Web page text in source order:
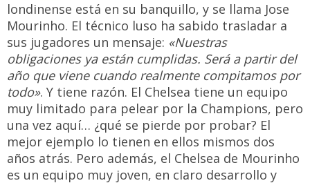
londinense está en su banquillo, y se llama Jose
Mourinho. El técnico luso ha sabido trasladar a
sus jugadores un mensaje: «Nuestras
obligaciones ya están cumplidas. Será a partir del
año que viene cuando realmente compitamos por
todo». Y tiene razón. El Chelsea tiene un equipo
muy limitado para pelear por la Champions, pero
una vez aquí… ¿qué se pierde por probar? El
mejor ejemplo lo tienen en ellos mismos dos
años atrás. Pero además, el Chelsea de Mourinho
es un equipo muy joven, en claro desarrollo y